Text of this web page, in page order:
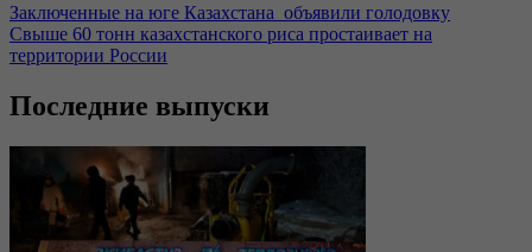
Заключенные на юге Казахстана объявили голодовку
Свыше 60 тонн казахстанского риса простаивает на
территории России
Последние выпуски